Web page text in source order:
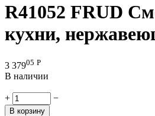
R41052 FRUD
кухни,
3 37905 Р
В наличии
+ −
В корзину